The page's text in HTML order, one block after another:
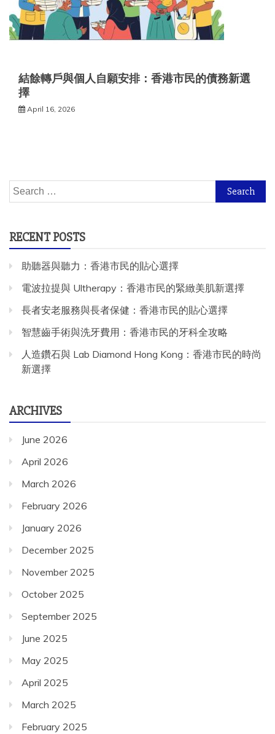
結餘轉戶與個人自願安排：香港市民的債務新選
擇
April 16, 2026
Search
for:
RECENT POSTS
助聽器與聽力：香港市民的貼心選擇
電波拉提與 Ultherapy：香港市民的緊緻美肌新選擇
長者安老服務與長者保健：香港市民的貼心選擇
智慧齒手術與洗牙費用：香港市民的牙科全攻略
人造鑽石與 Lab Diamond Hong Kong：香港市民的時尚
新選擇
ARCHIVES
June 2026
April 2026
March 2026
February 2026
January 2026
December 2025
November 2025
October 2025
September 2025
June 2025
May 2025
April 2025
March 2025
February 2025